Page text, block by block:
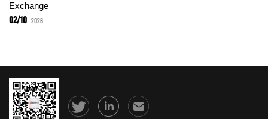
Exchange
02/10 2026